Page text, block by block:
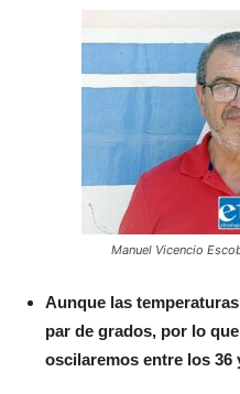
Manuel Vicencio
Aunque las
par de grados, por lo
oscilaremos entre los 36